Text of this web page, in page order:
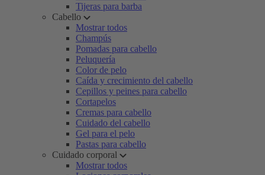
Tijeras para barba
Cabello
Mostrar todos
Champús
Pomadas para cabello
Peluquería
Color de pelo
Caída y crecimiento del cabello
Cepillos y peines para cabello
Cortapelos
Cremas para cabello
Cuidado del cabello
Gel para el pelo
Pastas para cabello
Cuidado corporal
Mostrar todos